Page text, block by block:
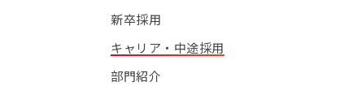
新卒採用
キャリア・中途採用
部門紹介